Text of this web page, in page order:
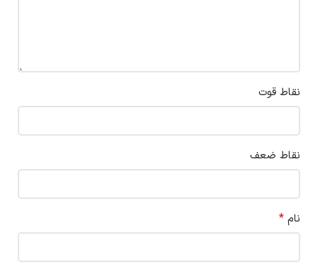
نقاط قوت
نقاط ضعف
نام *